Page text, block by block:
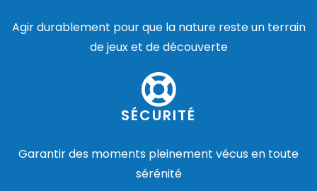
Agir durablement pour que la nature reste un terrain
de jeux et de découverte
SÉCURITÉ
Garantir des moments pleinement vécus en toute
sérénité